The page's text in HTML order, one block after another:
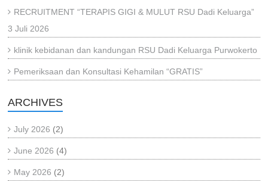
RECRUITMENT “TERAPIS GIGI & MULUT RSU Dadi Keluarga”
3 Juli 2026
klinik kebidanan dan kandungan RSU Dadi Keluarga Purwokerto
Pemeriksaan dan Konsultasi Kehamilan “GRATIS”
ARCHIVES
July 2026 (2)
June 2026 (4)
May 2026 (2)